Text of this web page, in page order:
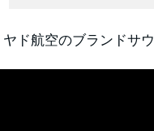
ヤド航空のブランドサ